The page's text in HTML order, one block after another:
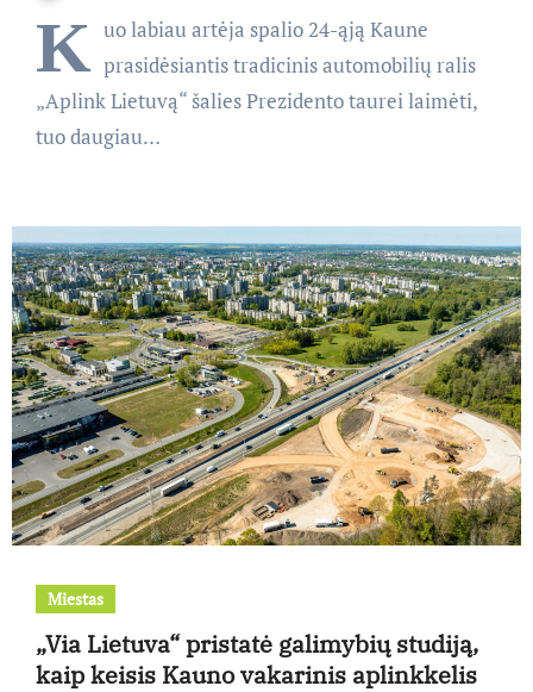
K uo labiau artėja spalio 24-ąją Kaune
prasidėsiantis tradicinis automobilių ralis
„Aplink Lietuvą“ šalies Prezidento taurei laimėti,
tuo daugiau…
Miestas
„Via Lietuva“ pristatė galimybių studiją,
kaip keisis Kauno vakarinis aplinkkelis